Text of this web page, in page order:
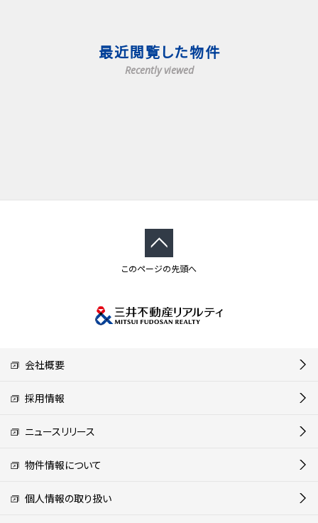
最近閲覧した物件
Recently viewed
このページの先頭へ
会社概要
採用情報
ニュースリリース
物件情報について
個人情報の取り扱い